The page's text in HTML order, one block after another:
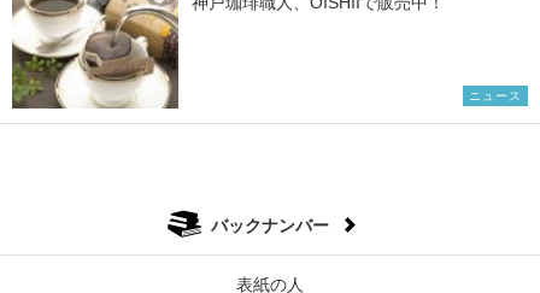
ニュース
バックナンバー
表紙の人